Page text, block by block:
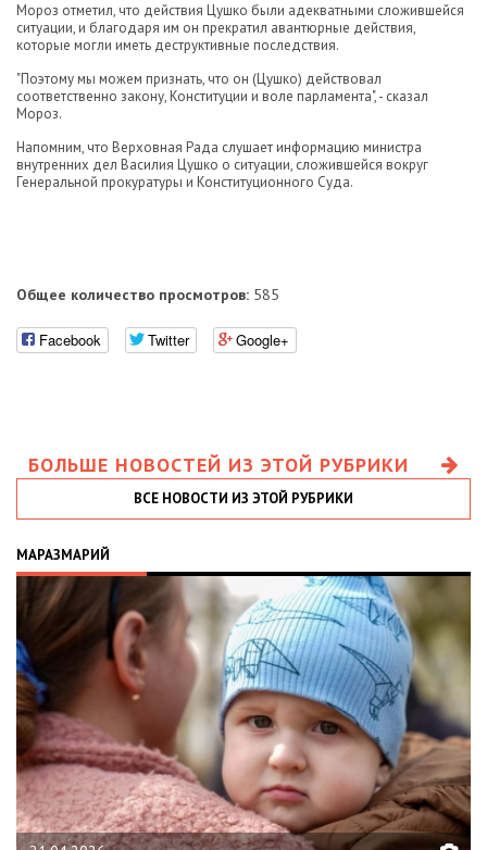
Мороз отметил, что действия Цушко были адекватными сложившейся
ситуации, и благодаря им он прекратил авантюрные действия,
которые могли иметь деструктивные последствия.
"Поэтому мы можем признать, что он (Цушко) действовал
соответственно закону, Конституции и воле парламента", - сказал
Мороз.
Напомним, что Верховная Рада слушает информацию министра
внутренних дел Василия Цушко о ситуации, сложившейся вокруг
Генеральной прокуратуры и Конституционного Суда.
Общее количество просмотров: 585
Facebook Twitter Google+
БОЛЬШЕ НОВОСТЕЙ ИЗ ЭТОЙ РУБРИКИ
ВСЕ НОВОСТИ ИЗ ЭТОЙ РУБРИКИ
МАРАЗМАРИЙ